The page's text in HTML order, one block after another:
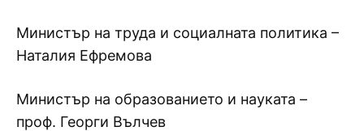
Министър на труда и социалната политика –
Наталия Ефремова
Министър на образованието и науката –
проф. Георги Вълчев